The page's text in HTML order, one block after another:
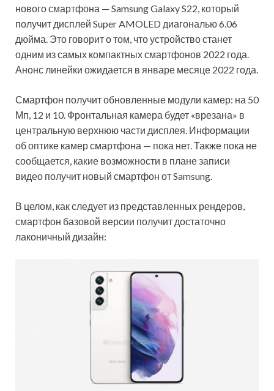
нового смартфона — Samsung Galaxy S22, который
получит дисплей Super AMOLED диагональю 6.06
дюйма. Это говорит о том, что устройство станет
одним из самых компактных смартфонов 2022 года.
Анонс линейки ожидается в январе месяце 2022 года.
Смартфон получит обновленные модули камер: на 50
Мп, 12 и 10. Фронтальная камера будет «врезана» в
центральную верхнюю части дисплея. Информации
об оптике камер смартфона — пока нет. Также пока не
сообщается, какие возможности в плане записи
видео получит новый смартфон от Samsung.
В целом, как следует из представленных рендеров,
смартфон базовой версии получит достаточно
лаконичный дизайн: